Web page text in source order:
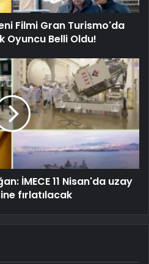
Filmi Gran Turismo'da
Oyuncu Belli Oldu!
İMECE 11 Nisan'da uzay
fırlatılacak